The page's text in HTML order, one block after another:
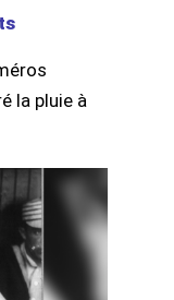
la pluie à